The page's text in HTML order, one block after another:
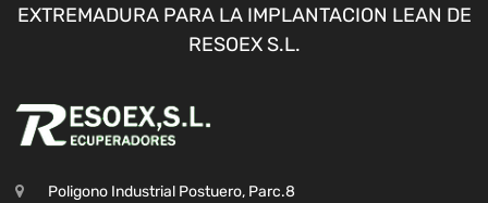
EXTREMADURA PARA LA IMPLANTACION LEAN DE
RESOEX S.L.
Poligono Industrial Postuero, Parc.8